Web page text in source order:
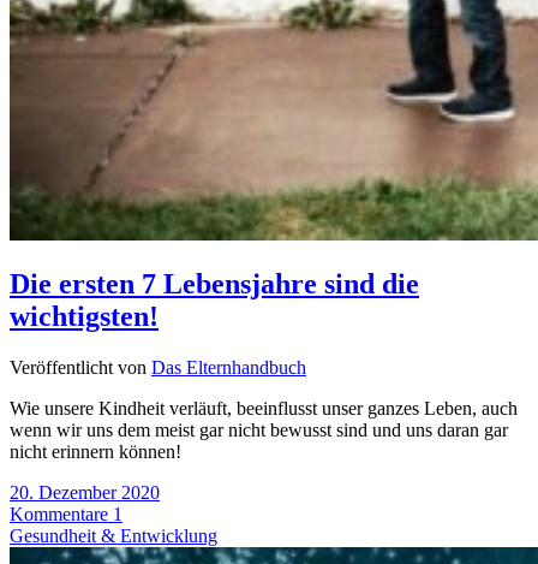
Die ersten 7 Lebensjahre sind die
wichtigsten!
Veröffentlicht von Das Elternhandbuch
Wie unsere Kindheit verläuft, beeinflusst unser ganzes Leben, auch
wenn wir uns dem meist gar nicht bewusst sind und uns daran gar
nicht erinnern können!
20. Dezember 2020
Kommentare 1
Gesundheit & Entwicklung